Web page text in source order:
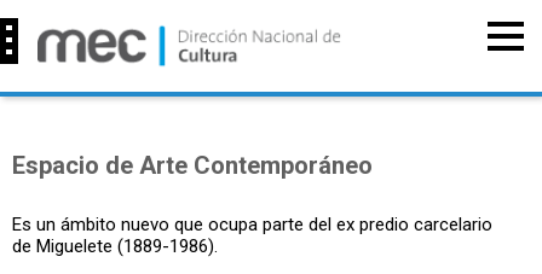
Espacio de Arte Contemporáneo
Es un ámbito nuevo que ocupa parte del ex predio carcelario
de Miguelete (1889-1986).